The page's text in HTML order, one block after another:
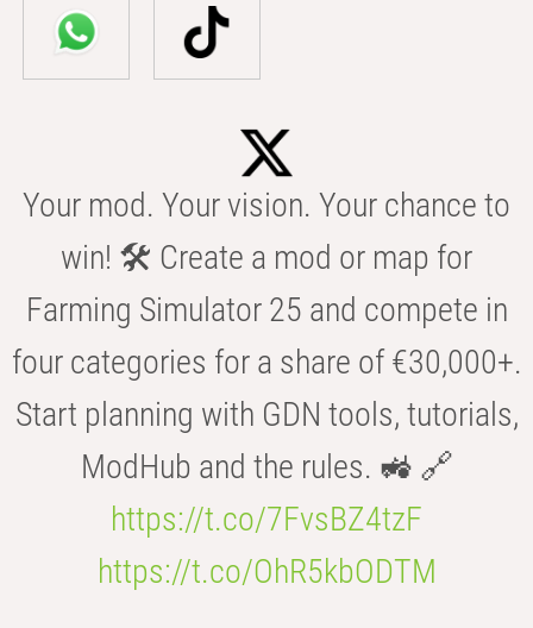
Your mod. Your vision. Your chance to
win! 🛠️ Create a mod or map for
Farming Simulator 25 and compete in
four categories for a share of €30,000+.
Start planning with GDN tools, tutorials,
ModHub and the rules. 🚜 🔗
https://t.co/7FvsBZ4tzF
https://t.co/OhR5kbODTM